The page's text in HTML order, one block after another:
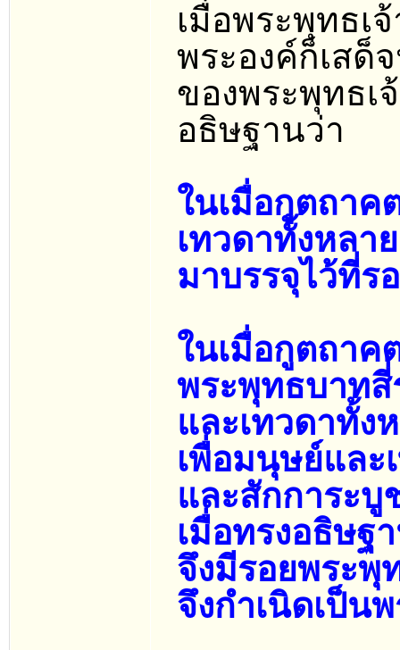
เมื่อพระพุทธเ
พระองค์ก็เสด็
ของพระพุทธเ
อธิษฐานว่า
ในเมื่อกูตถา
เทวดาทั้งหลา
มาบรรจุไว้ที่ร
ในเมื่อกูตถา
พระพุทธบาท
และเทวดาทั้ง
เพื่อมนุษย์และ
และสักการะบู
เมื่อทรงอธิษฐ
จึงมีรอยพระพุ
จึงกำเนิดเป็น